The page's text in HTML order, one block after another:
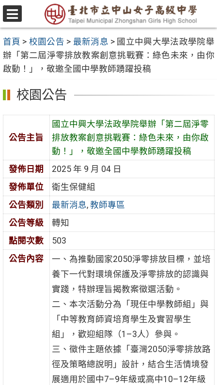
跳
至
要
內
容
區
選
單
首頁 > 校園公告 > 最新消息 > 國立中興大學法政學院舉
辦「第二屆淨零排放教案創意挑戰賽：綠色未來，由你
啟動！」，敬邀全國中學教師踴躍投稿
校園公告
公告主旨
國立中興大學法政學院舉辦「第二屆淨零
排放教案創意挑戰賽：綠色未來，由你啟
動！」，敬邀全國中學教師踴躍投稿
發佈日期
2025 年 9 月 04 日
發佈單位
衛生保健組
公告類別
最新消息, 教師專區
公告等級
轉知
點閱次數
503
公告內容
一、為推動國家2050淨零排放目標，並培
養下一代對環境保護及淨零排放的認識與
實踐，特辦理旨揭教案徵選活動。
二、本次活動分為「現任中學教師組」與
「中等教育師資培育學生及實習學生
組」，歡迎組隊（1–3人）參與。
三、徵件主題依據「臺灣2050淨零排放路
徑及策略總說明」設計，結合生活情境發
展適用於國中7–9年級或高中10–12年級